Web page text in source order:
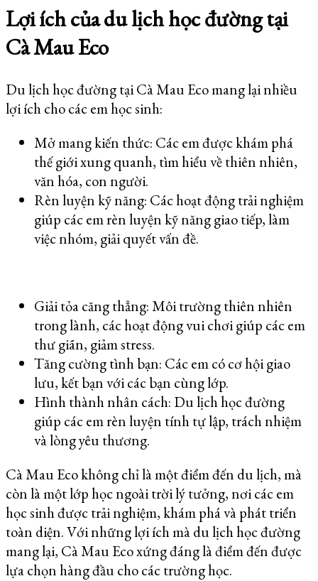
Lợi ích của du lịch học đường tại
Cà Mau Eco
Du lịch học đường tại Cà Mau Eco mang lại nhiều
lợi ích cho các em học sinh:
Mở mang kiến thức: Các em được khám phá
thế giới xung quanh, tìm hiểu về thiên nhiên,
văn hóa, con người.
Rèn luyện kỹ năng: Các hoạt động trải nghiệm
giúp các em rèn luyện kỹ năng giao tiếp, làm
việc nhóm, giải quyết vấn đề.
Giải tỏa căng thẳng: Môi trường thiên nhiên
trong lành, các hoạt động vui chơi giúp các em
thư giãn, giảm stress.
Tăng cường tình bạn: Các em có cơ hội giao
lưu, kết bạn với các bạn cùng lớp.
Hình thành nhân cách: Du lịch học đường
giúp các em rèn luyện tính tự lập, trách nhiệm
và lòng yêu thương.
Cà Mau Eco không chỉ là một điểm đến du lịch, mà
còn là một lớp học ngoài trời lý tưởng, nơi các em
học sinh được trải nghiệm, khám phá và phát triển
toàn diện. Với những lợi ích mà du lịch học đường
mang lại, Cà Mau Eco xứng đáng là điểm đến được
lựa chọn hàng đầu cho các trường học.